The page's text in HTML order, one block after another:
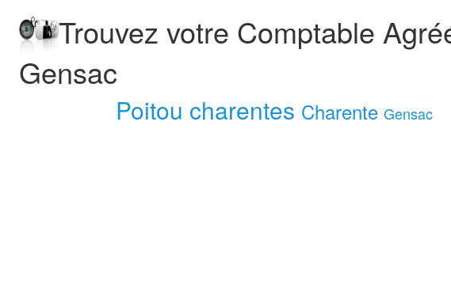
Trouvez votre Comptable
Gensac
Poitou charentes Charente Gensac